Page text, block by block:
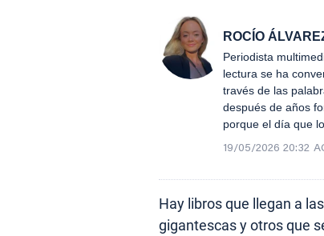
ROCÍO
Periodista
lectura se ha
través de las
después de años
porque el día que
19/05/2026 20:32
Hay libros que llegan a
gigantescas y otros que